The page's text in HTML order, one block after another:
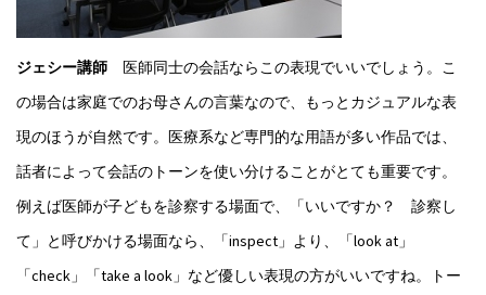
ジェシー講師 医師同士の会話ならこの表現でいいでしょう。こ
の場合は家庭でのお母さんの言葉なので、もっとカジュアルな表
現のほうが自然です。医療系など専門的な用語が多い作品では、
話者によって会話のトーンを使い分けることがとても重要です。
例えば医師が子どもを診察する場面で、「いいですか？ 診察し
て」と呼びかける場面なら、「inspect」より、「look at」
「check」「take a look」など優しい表現の方がいいですね。トー